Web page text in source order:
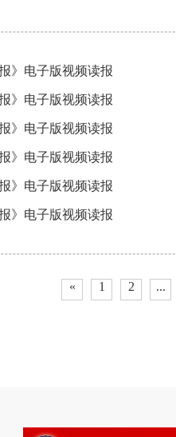
》电子版视频读报
》电子版视频读报
》电子版视频读报
》电子版视频读报
》电子版视频读报
》电子版视频读报
« 1 2 ...